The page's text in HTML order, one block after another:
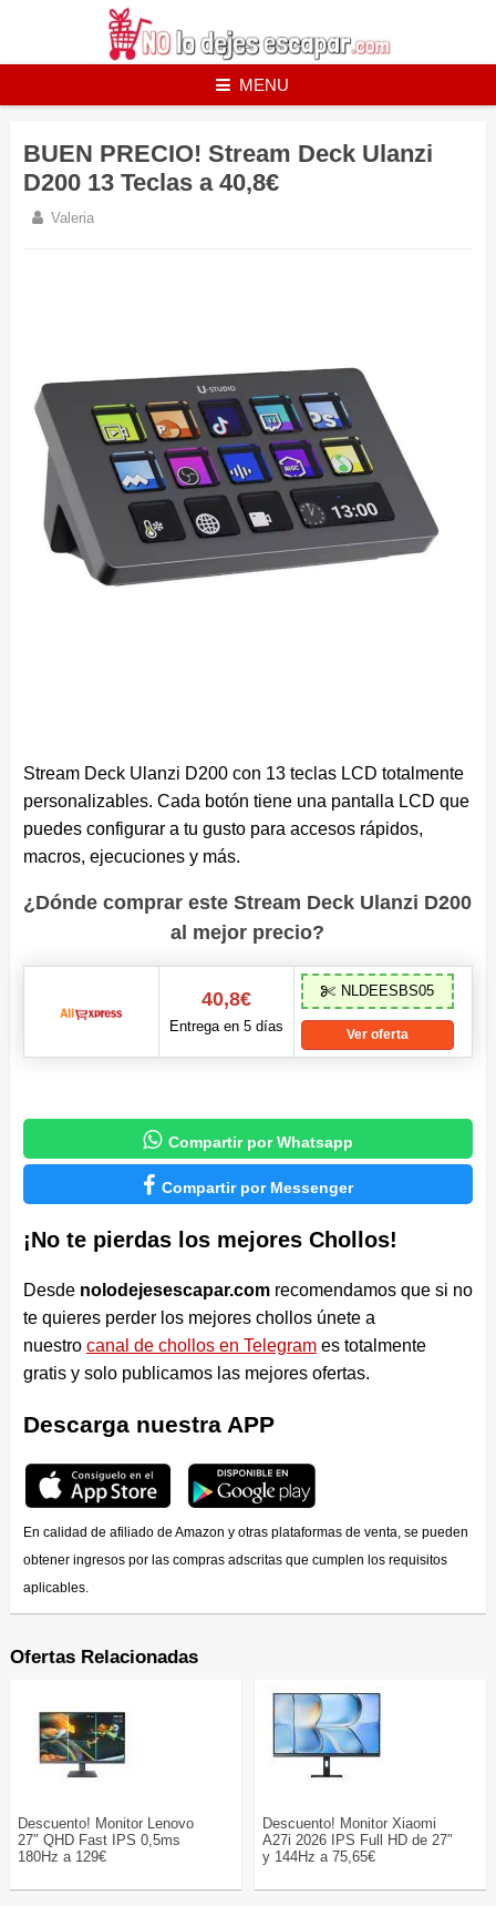
MENU
BUEN PRECIO! Stream Deck Ulanzi
D200 13 Teclas a 40,8€
Valeria
Stream Deck Ulanzi D200 con 13 teclas LCD totalmente
personalizables. Cada botón tiene una pantalla LCD que
puedes configurar a tu gusto para accesos rápidos,
macros, ejecuciones y más.
¿Dónde comprar este Stream Deck Ulanzi D200
al mejor precio?
40,8€
Entrega en 5 días
NLDEESBS05
Ver oferta
 Compartir por Whatsapp
 Compartir por Messenger
¡No te pierdas los mejores Chollos!
Desde nolodejesescapar.comrecomendamos que si no
te quieres perder los mejores chollos únete a
nuestro canal de chollos en Telegrames totalmente
gratis y solo publicamos las mejores ofertas.
Descarga nuestra APP
En calidad de afiliado de Amazon y otras plataformas de venta, se pueden
obtener ingresos por las compras adscritas que cumplen los requisitos
aplicables.
Ofertas Relacionadas
Descuento! Monitor Lenovo
27″ QHD Fast IPS 0,5ms
180Hz a 129€
Descuento! Monitor Xiaomi
A27i 2026 IPS Full HD de 27″
y 144Hz a 75,65€